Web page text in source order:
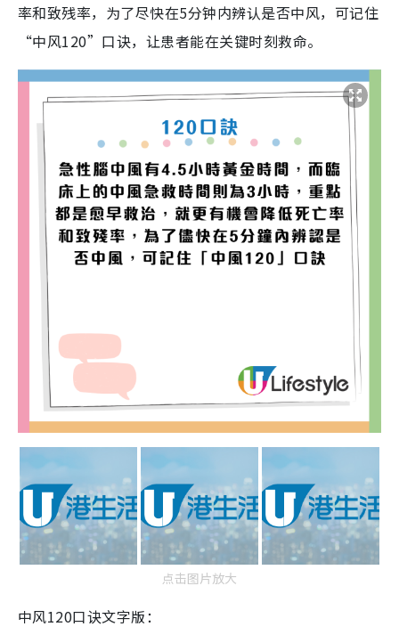
率和致残率，为了尽快在5分钟内辨认是否中风，可记住
“中风120”口诀，让患者能在关键时刻救命。
点击图片放大
中风120口诀文字版：